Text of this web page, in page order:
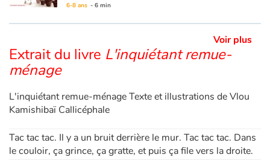
Actualités
Par thématique
Contes d'ici et d'ailleurs
6-8 ans - 6 min
Voir plus
Extrait du livre L'inquiétant remue-
ménage
L'inquiétant remue-ménage Texte et illustrations de Vlou
Kamishibaï Callicéphale
Tac tac tac. Il y a un bruit derrière le mur. Tac tac tac. Dans
le couloir, ça grince, ça gratte, et puis ça file vers la droite.